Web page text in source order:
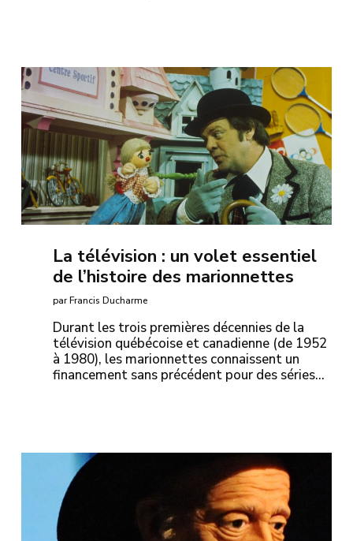
La télévision : un volet essentiel
de l’histoire des marionnettes
par Francis Ducharme
Durant les trois premières décennies de la
télévision québécoise et canadienne (de 1952
à 1980), les marionnettes connaissent un
financement sans précédent pour des séries…